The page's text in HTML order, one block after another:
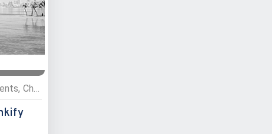
Restauration , Hébergements, Chambres d'hôte, Restaurants